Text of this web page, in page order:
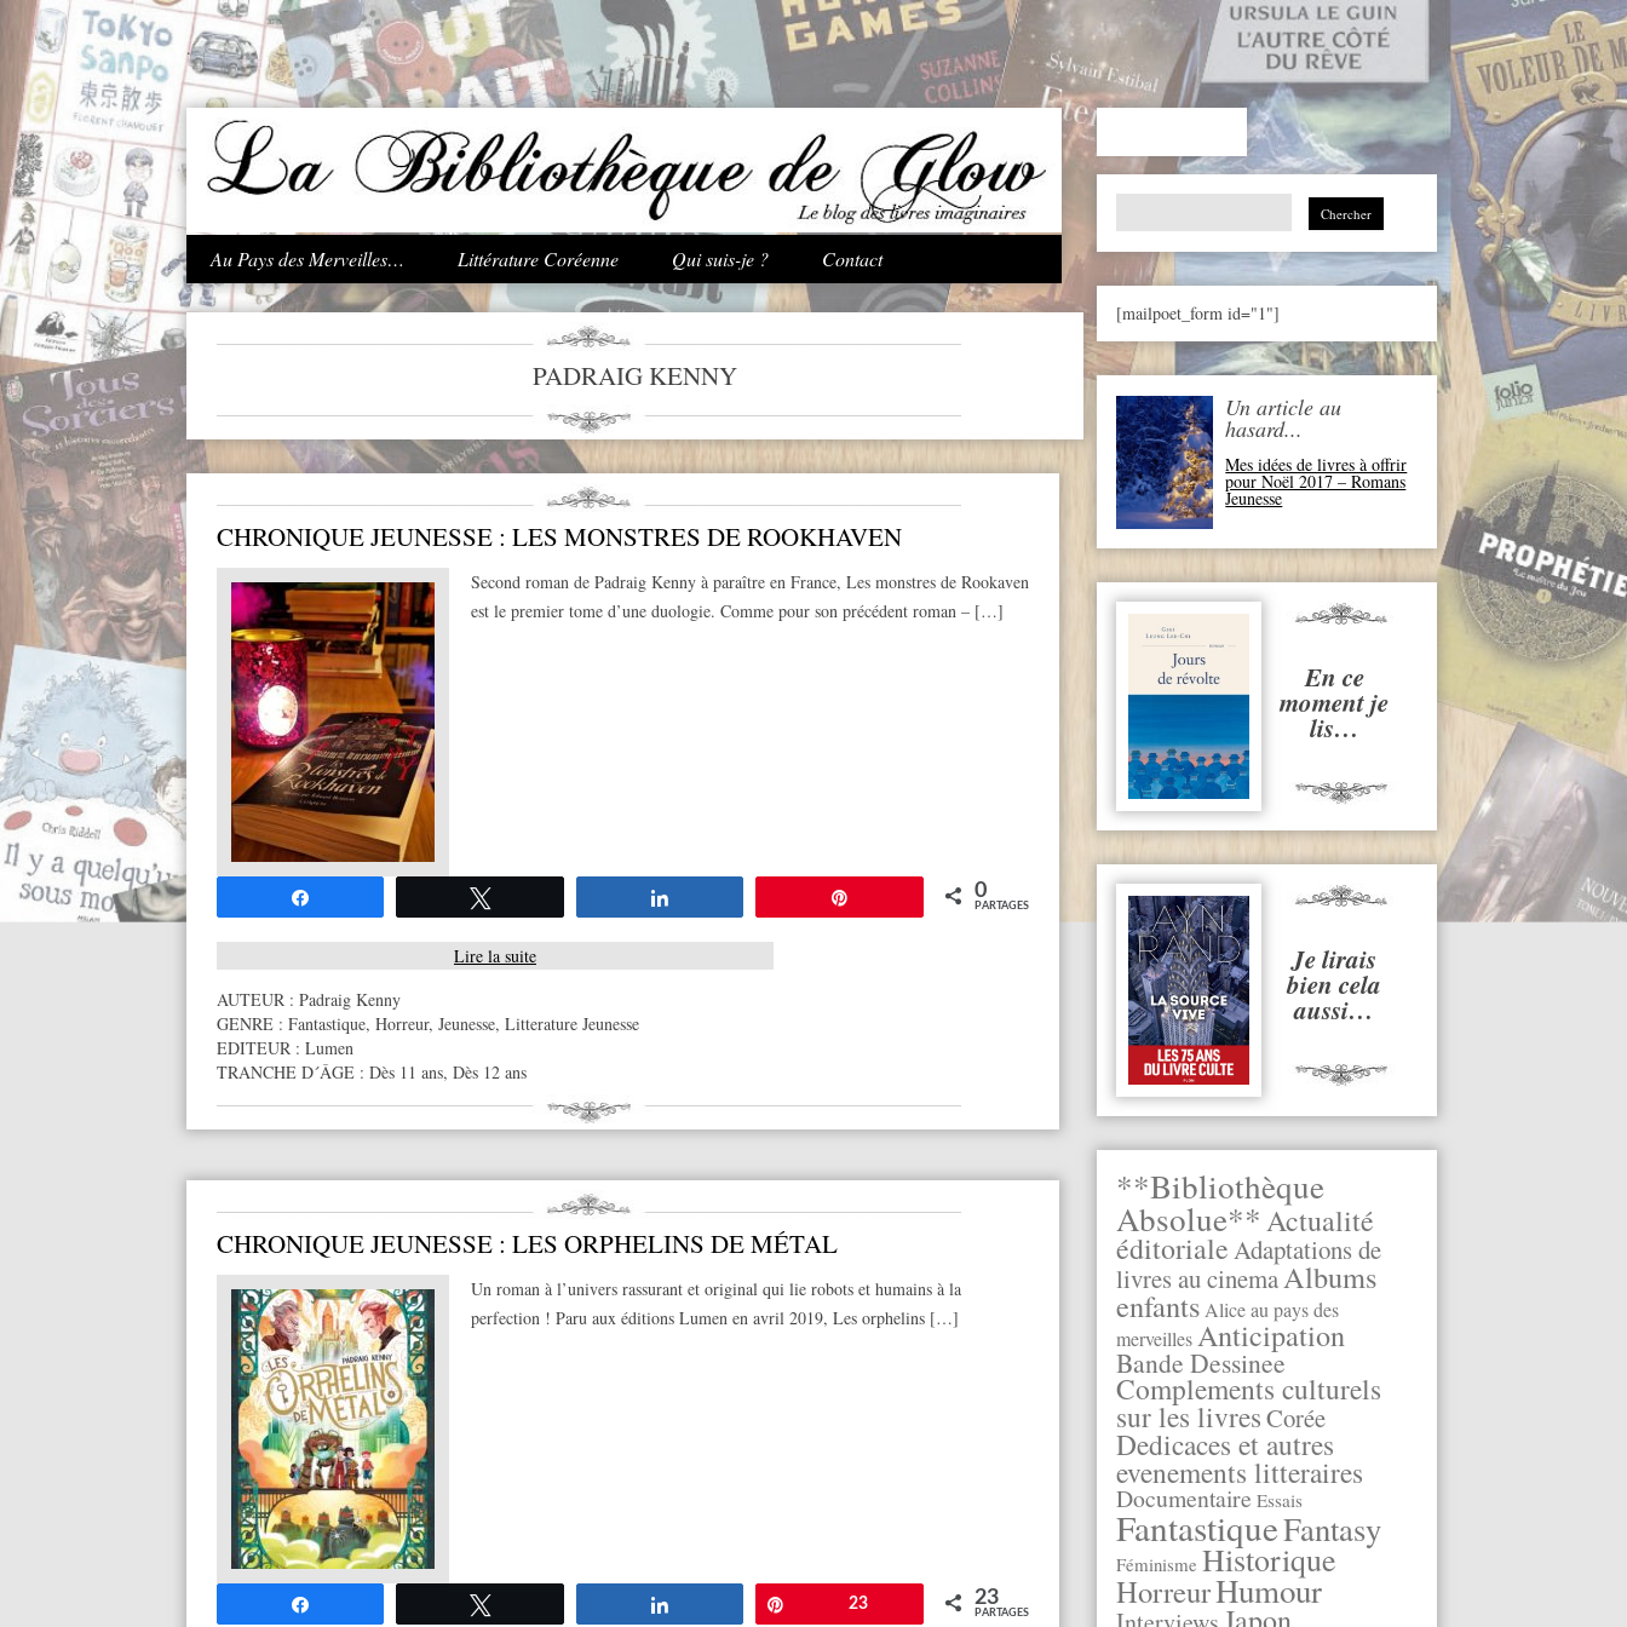
.
Aller au contenu principal
Au Pays des Merveilles… Littérature Coréenne Qui suis-je ? Contact
Search
[mailpoet_form id="1"]
Un article au
hasard...
Mes idées de livres à offrir
pour Noël 2017 – Romans
Jeunesse
En ce
moment je
lis…
Je lirais
bien cela
aussi…
**Bibliothèque
Absolue**Actualité
éditorialeAdaptations de
livres au cinemaAlbums
enfantsAlice au pays des
merveillesAnticipation
Bande Dessinee
Complements culturels
sur les livresCorée
Dedicaces et autres
evenements litteraires
Documentaire Essais
FantastiqueFantasy
Féminisme Historique
HorreurHumour
PADRAIG KENNY
CHRONIQUE JEUNESSE : LES MONSTRES DE ROOKHAVEN
Second roman de Padraig Kenny à paraître en France, Les monstres de Rookaven
est le premier tome d’une duologie. Comme pour son précédent roman – […]
0
PARTAGES
Lire la suite
AUTEUR : Padraig Kenny
GENRE : Fantastique, Horreur, Jeunesse, Litterature Jeunesse
EDITEUR : Lumen
TRANCHE D´ÂGE : Dès 11 ans, Dès 12 ans
CHRONIQUE JEUNESSE : LES ORPHELINS DE MÉTAL
Un roman à l’univers rassurant et original qui lie robots et humains à la
perfection ! Paru aux éditions Lumen en avril 2019, Les orphelins […]
Épingle23 23
PARTAGES